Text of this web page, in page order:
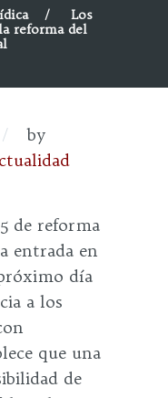
Los
reforma del
by
de reforma
entrada en
día
a los
que una
de